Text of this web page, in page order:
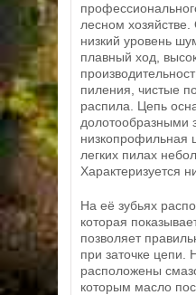
лесном хозяйстве.
низкий уровень
плавный ход,
пиления, чистые
распила. Цепь
долотообразными
низкопрофильная
легких пилах
Характеризуется
На её зубьях
которая
позволяет
при заточке цепи.
расположены
которым масло